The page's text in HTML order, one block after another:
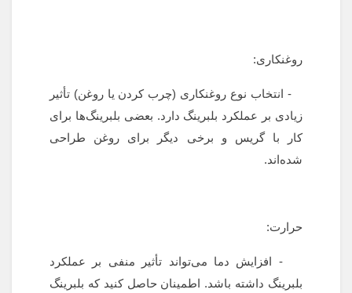
روغنکاری:
- انتخاب نوع روغنکاری (چرب کردن یا روغن) تأثیر
زیادی بر عملکرد بلبرینگ دارد. بعضی بلبرینگ‌ها برای
کار با گریس و برخی دیگر برای روغن طراحی
شده‌اند.
حرارت:
- افزایش دما می‌تواند تأثیر منفی بر عملکرد
بلبرینگ داشته باشد. اطمینان حاصل کنید که بلبرینگ